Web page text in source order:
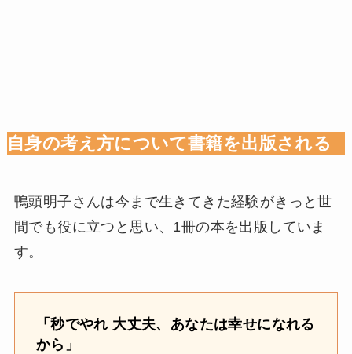
自身の考え方について書籍を出版される
鴨頭明子さんは今まで生きてきた経験がきっと世
間でも役に立つと思い、1冊の本を出版していま
す。
「秒でやれ 大丈夫、あなたは幸せになれる
から」